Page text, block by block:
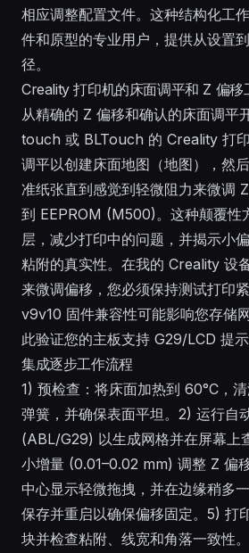
相应调整配置文件。这种结构化工
件和原型的专业用户，提供从设置
径。
Creality 打印机的床面调平和 Z 偏移
从精确的 Z 偏移和确认的床面调平
touch 或 BLTouch 的 Creality 打
调平以创建床面地图（地图），然
准纸张直到感觉到轻微阻力来微调
到 EEPROM (M500)。这种颠覆性
层，减少打印中的问题，并揭示小
粘附的真实性。在我的 Creality 设
来微调偏移，您必须保持测试打印
v9v10 固件兼容性可能影响您存储
此验证您的主板支持 G29/LCD 提示
集成逐步工作流程
1) 预检查：将床面加热到 60°C，
弹簧，并确保表面平坦。2) 运行自
(ABL/G29) 以生成网格并在屏幕上
小增量 (0.01–0.02 mm) 调整 Z 偏
中心显示轻微拖拽，并在边缘稍多
保存并重启以确保偏移固定。5) 打
块并检查粘附、线宽和角落一致性